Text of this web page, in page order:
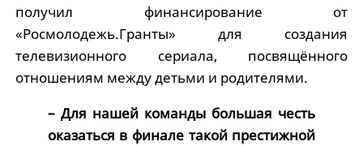
получил финансирование от
«Росмолодежь.Гранты» для создания
телевизионного сериала, посвящённого
отношениям между детьми и родителями.
– Для нашей команды большая честь
оказаться в финале такой престижной